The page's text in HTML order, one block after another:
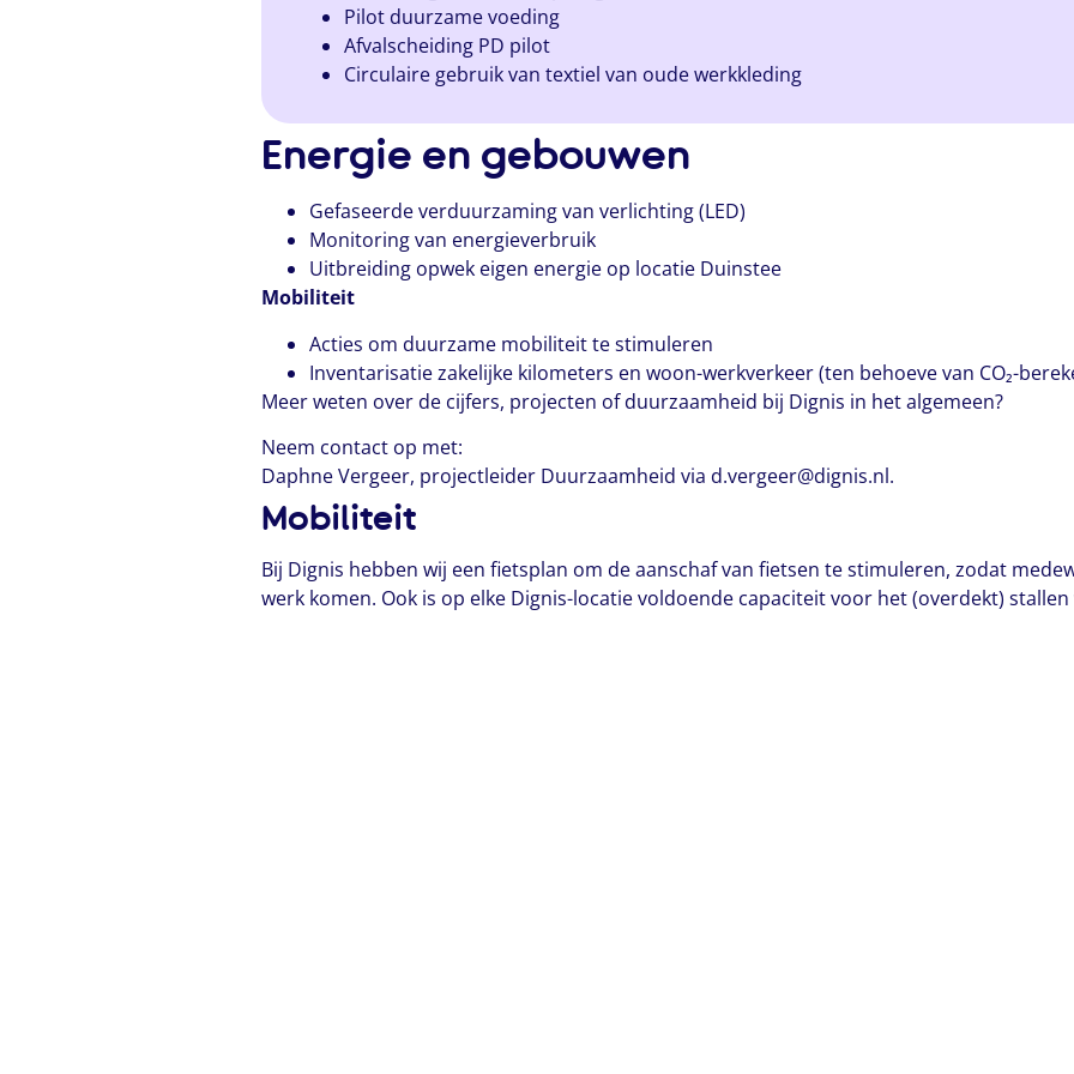
Pilot duurzame voeding
Afvalscheiding PD pilot
Circulaire gebruik van textiel van oude werkkleding
Energie en gebouwen
Gefaseerde verduurzaming van verlichting (LED)
Monitoring van energieverbruik
Uitbreiding opwek eigen energie op locatie Duinstee
Mobiliteit
Acties om duurzame mobiliteit te stimuleren
Inventarisatie zakelijke kilometers en woon-werkverkeer (ten behoeve van CO₂-
Meer weten over de cijfers, projecten of duurzaamheid bij Dignis in het algemeen?
Neem contact op met:
Daphne Vergeer, projectleider Duurzaamheid via d.vergeer@dignis.nl.
Mobiliteit
Bij Dignis hebben wij een fietsplan om de aanschaf van fietsen te stimuleren, zodat
werk komen. Ook is op elke Dignis-locatie voldoende capaciteit voor het (overdekt) stallen